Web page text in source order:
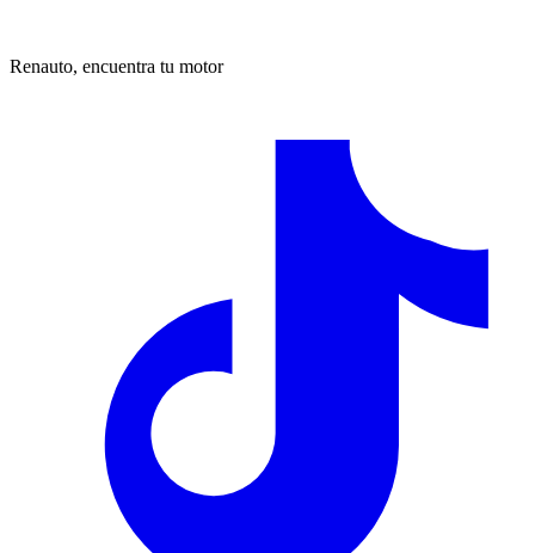
Renauto, encuentra tu motor